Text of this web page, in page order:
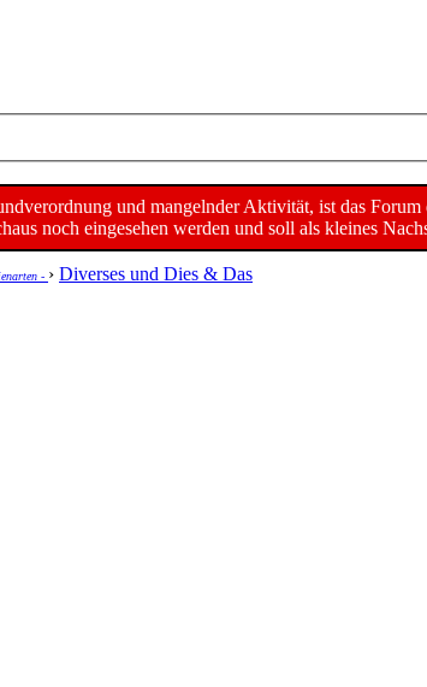
und mangelnder Aktivität, ist das
noch eingesehen werden und soll als kleines
- › Diverses und Dies & Das